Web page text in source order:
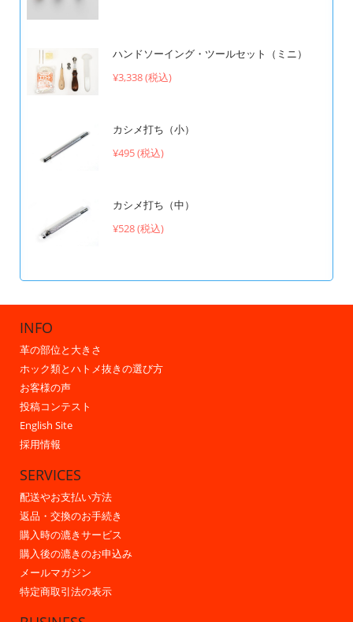
ハンドソーイング・ツールセット（ミニ）
¥3,338 (税込)
カシメ打ち（小）
¥495 (税込)
カシメ打ち（中）
¥528 (税込)
INFO
革の部位と大きさ
ホック類とハトメ抜きの選び方
お客様の声
投稿コンテスト
English Site
採用情報
SERVICES
配送やお支払い方法
返品・交換のお手続き
購入時の漉きサービス
購入後の漉きのお申込み
メールマガジン
特定商取引法の表示